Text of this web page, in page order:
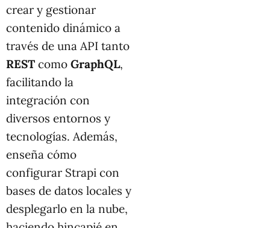
crear y gestionar
contenido dinámico a
través de una API tanto
REST como GraphQL,
facilitando la
integración con
diversos entornos y
tecnologías. Además,
enseña cómo
configurar Strapi con
bases de datos locales y
desplegarlo en la nube,